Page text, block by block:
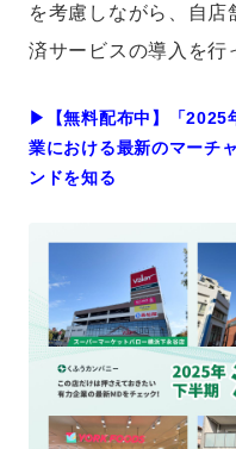
を考慮しながら、自
済サービスの導入を行
▶︎【無料配布中】「2025
業における最新のマーチ
ンドを知る